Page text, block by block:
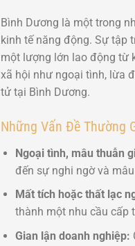
Bình Dương là một trong
kinh tế năng động. Sự tập
một lượng lớn lao động từ
xã hội như ngoại tình, lừa
tử tại Bình Dương.
Những Vấn Đề Thường
Ngoại tình, mâu thuẫn
đến sự nghi ngờ và
Mất tích hoặc thất lạc
thành một nhu cầu cấp
Gian lận doanh nghiệp: